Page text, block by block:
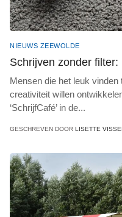
NIEUWS ZEEWOLDE
Schrijven zonder filter:
Mensen die het leuk
creativiteit willen
‘SchrijfCafé’ in de...
GESCHREVEN DOOR LISETTE